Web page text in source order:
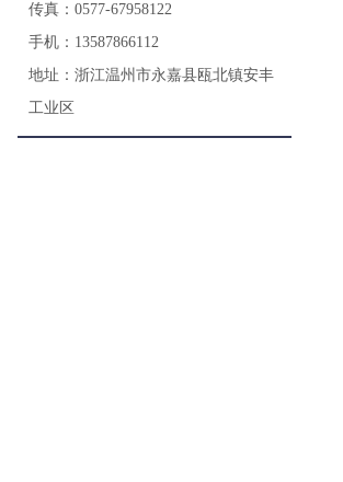
传真：0577-67958122
手机：13587866112
地址：浙江温州市永嘉县瓯北镇安丰
工业区